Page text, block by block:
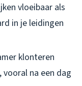
vloeibaar als
in je leidingen
klonteren
na een dag